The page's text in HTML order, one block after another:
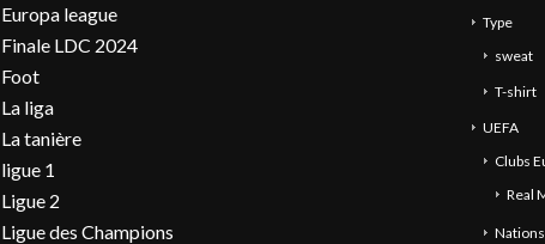
Europa league
Finale LDC 2024
Foot
La liga
La tanière
ligue 1
Ligue 2
Ligue des Champions
Type
sweat
T-shirt
UEFA
Clubs
Real
Nations